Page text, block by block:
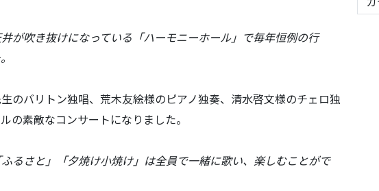
吹き抜けになっている「ハーモニーホール」で毎年恒例の行
バリトン独唱、荒木友絵様のピアノ独奏、清水啓文様のチェロ独
の素敵なコンサートになりました。
さと」「夕焼け小焼け」は全員で一緒に歌い、楽しむことがで